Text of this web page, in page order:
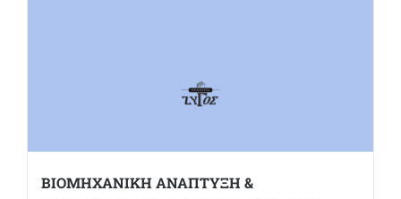
ΒΙΟΜΗΧΑΝΙΚΗ ΑΝΑΠΤΥΞΗ &